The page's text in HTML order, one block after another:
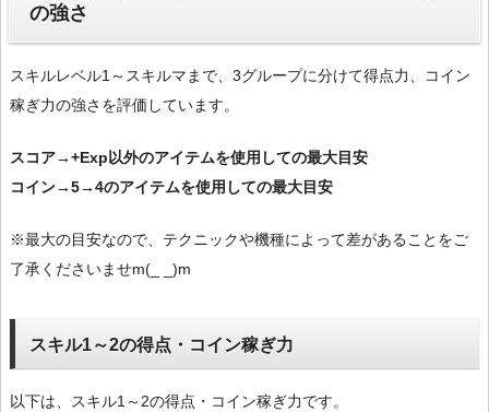
の強さ
スキルレベル1～スキルマまで、3グループに分けて得点力、コイン
稼ぎ力の強さを評価しています。
スコア→+Exp以外のアイテムを使用しての最大目安
コイン→5→4のアイテムを使用しての最大目安
※最大の目安なので、テクニックや機種によって差があることをご
了承くださいませm(_ _)m
スキル1～2の得点・コイン稼ぎ力
以下は、スキル1～2の得点・コイン稼ぎ力です。